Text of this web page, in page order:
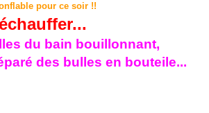
pour ce soir !!
du bain bouillonnant,
des bulles en bouteile...